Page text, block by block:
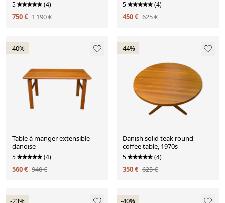
5 (4)
750 € 1 190 €
5 (4)
450 € 625 €
-40%
Table à manger extensible
danoise
5 (4)
560 € 940 €
-44%
Danish solid teak round
coffee table, 1970s
5 (4)
350 € 625 €
-23% -40%